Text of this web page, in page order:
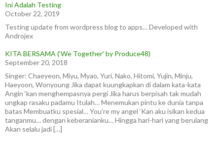
Ini Adalah Testing
October 22, 2019
Testing update from wordpress blog to apps… Developed with
Androjex
KITA BERSAMA (‘We Together’ by Produce48)
September 20, 2018
Singer: Chaeyeon, Miyu, Myao, Yuri, Nako, Hitomi, Yujin, Minju,
Haeyoon, Wonyoung Jika dapat kuungkapkan di dalam kata-kata
Angin ‘kan menghempasnya pergi Jika harus berpisah tak mudah
ungkap rasaku padamu Itulah… Menemukan pintu ke dunia tanpa
batas Membuatku spesial… You’re my angel ‘Kan aku isikan kedua
tanganmu… dengan keberanianku… Hingga hari-hari yang berulang
Akan selalu jadi […]